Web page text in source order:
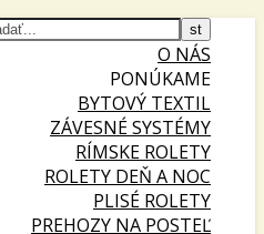
O NÁS
PONÚKAME
BYTOVÝ TEXTIL
ZÁVESNÉ SYSTÉMY
RÍMSKE ROLETY
ROLETY DEŇ A NOC
PLISÉ ROLETY
PREHOZY NA POSTEĽ